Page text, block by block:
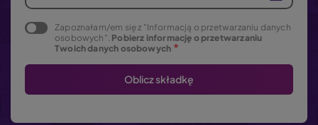
Zapoznałam/em się z "Informacją o przetwarzaniu danych
osobowych". Pobierz informację o przetwarzaniu
Twoich danych osobowych